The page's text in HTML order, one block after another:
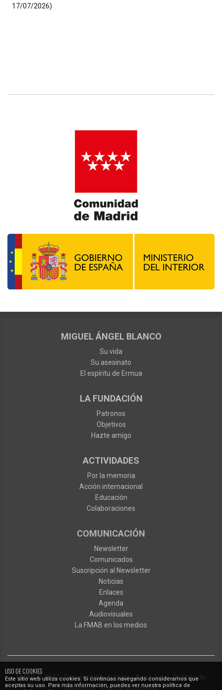
USO DE COOKIES
Este sitio web utiliza cookies. Si continúas navegando consideramos que
aceptas su uso. Para más información, puedes ver nuestra política de
17/07/2026)
MIGUEL ÁNGEL BLANCO
Su vida
Su asesinato
El espíritu de Ermua
LA FUNDACIÓN
Patronos
Objetivos
Hazte amigo
ACTIVIDADES
Por la memoria
Acción internacional
Educación
Colaboraciones
COMUNICACIÓN
Newsletter
Comunicados
Suscripción al Newsletter
Noticias
Enlaces
Agenda
Audiovisuales
La FMAB en los medios
FMAB© 2023·Developed byIxotype·Aviso legal·Política de
privacidad·Política de cookies